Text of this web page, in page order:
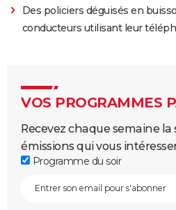
Des policiers déguisés en
conducteurs utilisant leur
VOS PROGRAMMES
Recevez chaque semaine la
émissions qui vous
Programme du soir